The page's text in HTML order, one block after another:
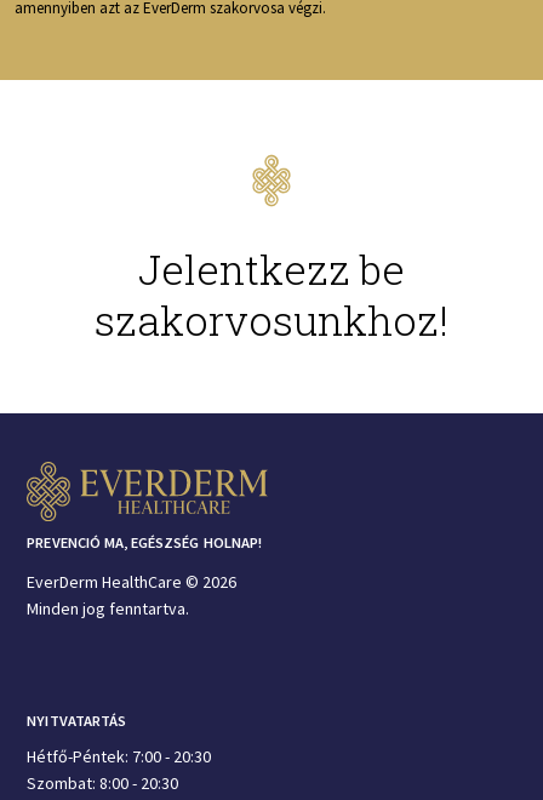
amennyiben azt az EverDerm szakorvosa végzi.
Jelentkezz be
szakorvosunkhoz!
PREVENCIÓ MA, EGÉSZSÉG HOLNAP!
EverDerm HealthCare © 2026
Minden jog fenntartva.
NYITVATARTÁS
Hétfő-Péntek: 7:00 - 20:30
Szombat: 8:00 - 20:30